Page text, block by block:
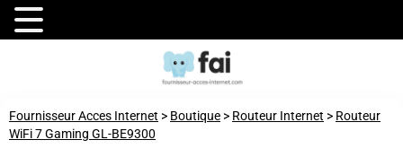
Fournisseur Acces Internet > Boutique > Routeur Internet > Routeur
WiFi 7 Gaming GL-BE9300